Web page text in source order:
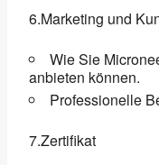
6.Marketing und
Wie Sie
anbieten können.
Professionelle
7.Zertifikat